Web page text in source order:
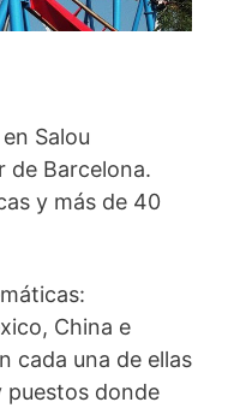
Salou
de Barcelona.
y más de 40
China e
cada una de ellas
puestos donde